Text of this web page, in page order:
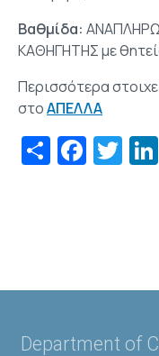
Βαθμίδα:
ΚΑΘΗΓΗΤΗΣ με
Περισσότερα
στοΑΠΕΛΛΑ
Share
Department of